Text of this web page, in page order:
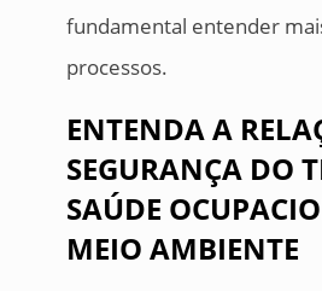
fundamental entender
processos.
ENTENDA A
SEGURANÇA DO
SAÚDE
MEIO AMBIENTE